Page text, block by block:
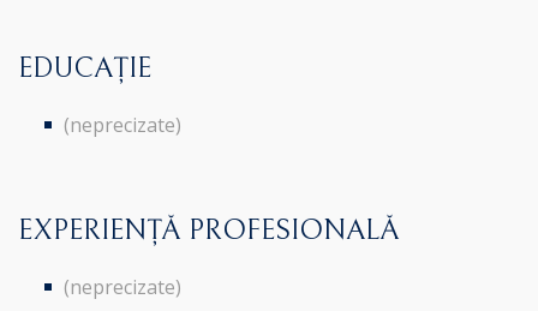
EDUCAȚIE
(neprecizate)
EXPERIENȚĂ PROFESIONALĂ
(neprecizate)